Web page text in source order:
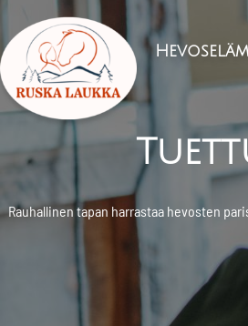
Rauhallinen tapan harrastaa hevosten